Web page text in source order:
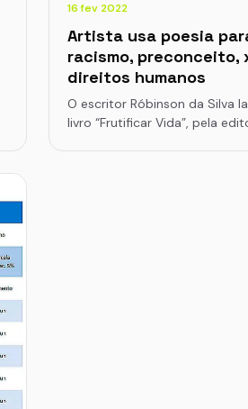
16 fev 2022
Artista usa poesia
racismo, preconceito,
direitos humanos
O escritor Róbinson da Silva
livro “Frutificar Vida”, pela